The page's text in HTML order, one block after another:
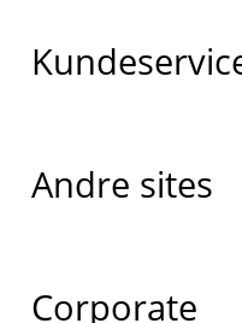
Andre sites
Corporate